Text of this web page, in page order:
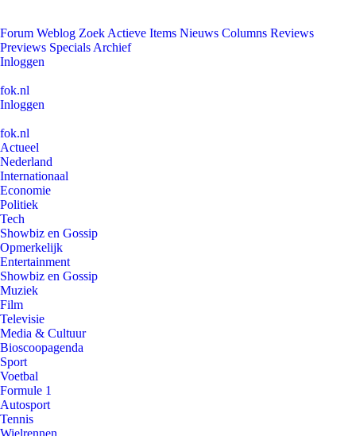
Forum Weblog Zoek Actieve Items Nieuws Columns Reviews
Previews Specials Archief
Inloggen
fok.nl
Inloggen
fok.nl
Actueel
Nederland
Internationaal
Economie
Politiek
Tech
Showbiz en Gossip
Opmerkelijk
Entertainment
Showbiz en Gossip
Muziek
Film
Televisie
Media & Cultuur
Bioscoopagenda
Sport
Voetbal
Formule 1
Autosport
Tennis
Wielrennen